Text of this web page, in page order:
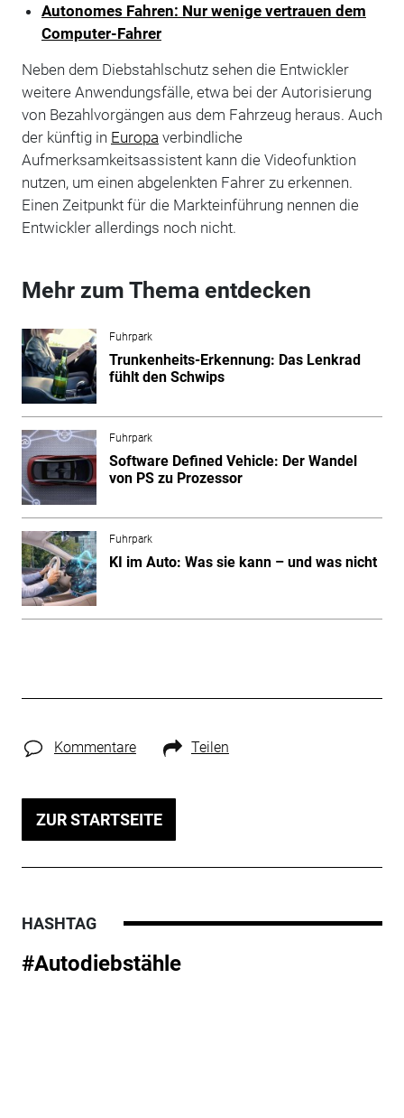
Autonomes Fahren: Nur wenige vertrauen dem
Computer-Fahrer
Neben dem Diebstahlschutz sehen die Entwickler
weitere Anwendungsfälle, etwa bei der Autorisierung
von Bezahlvorgängen aus dem Fahrzeug heraus. Auch
der künftig in Europa verbindliche
Aufmerksamkeitsassistent kann die Videofunktion
nutzen, um einen abgelenkten Fahrer zu erkennen.
Einen Zeitpunkt für die Markteinführung nennen die
Entwickler allerdings noch nicht.
Mehr zum Thema entdecken
Fuhrpark
Trunkenheits-Erkennung: Das Lenkrad
fühlt den Schwips
Fuhrpark
Software Defined Vehicle: Der Wandel
von PS zu Prozessor
Fuhrpark
KI im Auto: Was sie kann – und was nicht
Kommentare Teilen
ZUR STARTSEITE
HASHTAG
#Autodiebstähle